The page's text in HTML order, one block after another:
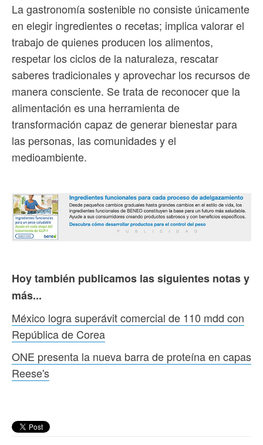
La gastronomía sostenible no consiste únicamente
en elegir ingredientes o recetas; implica valorar el
trabajo de quienes producen los alimentos,
respetar los ciclos de la naturaleza, rescatar
saberes tradicionales y aprovechar los recursos de
manera consciente. Se trata de reconocer que la
alimentación es una herramienta de
transformación capaz de generar bienestar para
las personas, las comunidades y el
medioambiente.
Hoy también publicamos las siguientes notas y
más...
México logra superávit comercial de 110 mdd con
República de Corea
ONE presenta la nueva barra de proteína en capas
Reese's